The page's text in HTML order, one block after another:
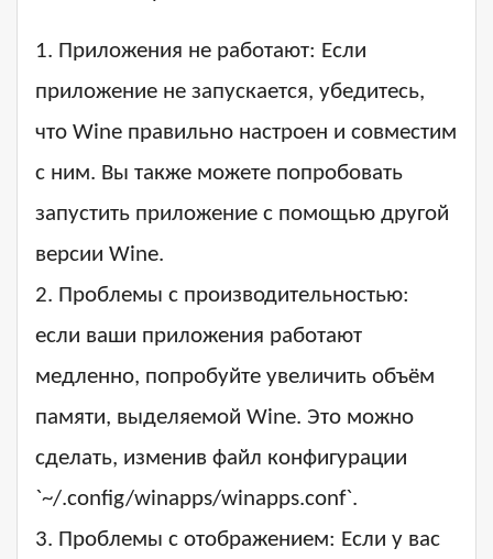
1. Приложения не работают: Если
приложение не запускается, убедитесь,
что Wine правильно настроен и совместим
с ним. Вы также можете попробовать
запустить приложение с помощью другой
версии Wine.
2. Проблемы с производительностью:
если ваши приложения работают
медленно, попробуйте увеличить объём
памяти, выделяемой Wine. Это можно
сделать, изменив файл конфигурации
`~/.config/winapps/winapps.conf`.
3. Проблемы с отображением: Если у вас